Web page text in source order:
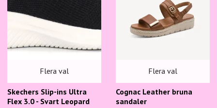
Flera val
Skechers Slip-ins Ultra
Flex 3.0 - Svart Leopard
Flera val
Cognac Leather bruna
sandaler